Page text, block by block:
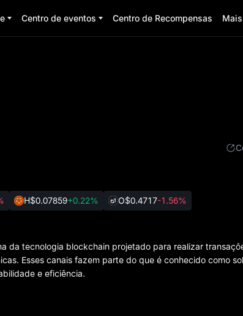
Centro de eventos Centro de Recompensas Mais
H$0.07859+0.22% O$0.4717-1.56%
da tecnologia blockchain projetado para realizar
Esses canais fazem parte do que é conhecido como
e eficiência.